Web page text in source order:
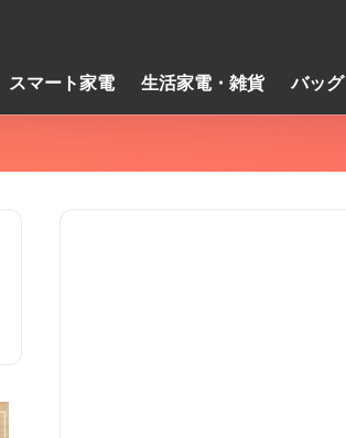
スマート家電 生活家電・雑貨 バッ